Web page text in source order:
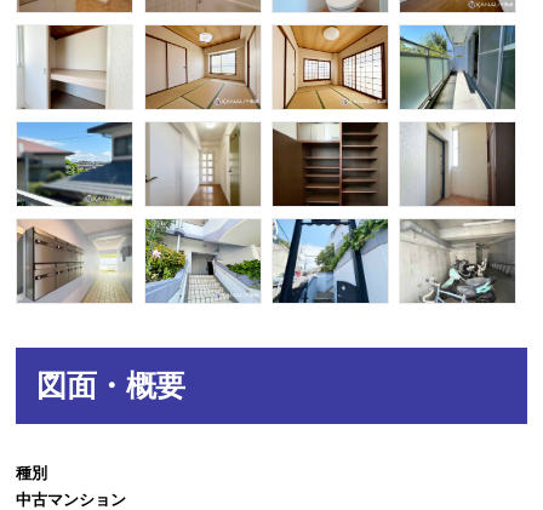
図面・概要
種別
中古マンション